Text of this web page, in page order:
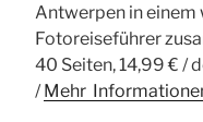
Antwerpen in einem
Fotoreiseführer
40 Seiten, 14,99 € /
/ Mehr